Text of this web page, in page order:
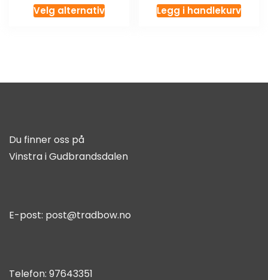
Velg alternativ Legg i handlekurv
Du finner oss på
Vinstra i Gudbrandsdalen
E-post: post@tradbow.no
Telefon: 97643351